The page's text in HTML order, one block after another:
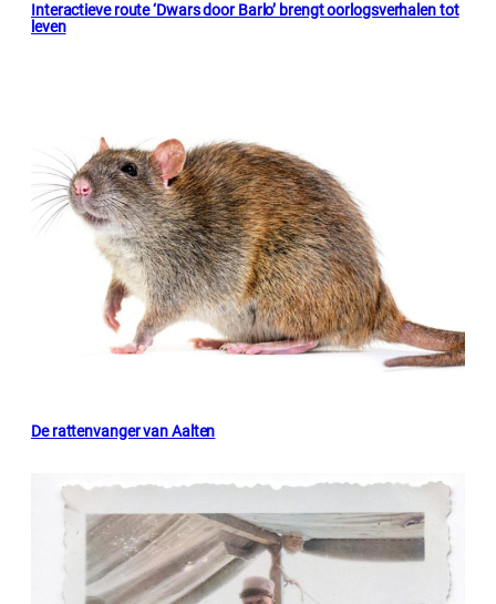
Interactieve route ‘Dwars door Barlo’ brengt oorlogsverhalen tot
leven
De rattenvanger van Aalten